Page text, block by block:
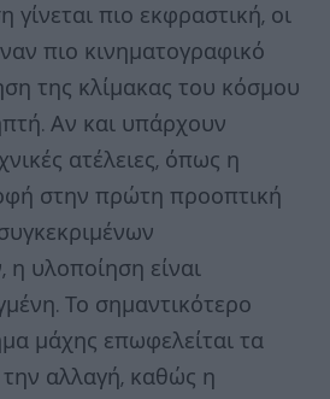
γίνεται πιο εκφραστική, οι
πιο κινηματογραφικό
της κλίμακας του κόσμου
Αν και υπάρχουν
ατέλειες, όπως η
στην πρώτη προοπτική
υλοποίηση είναι
Το σημαντικότερο
μάχης επωφελείται τα
αλλαγή, καθώς η